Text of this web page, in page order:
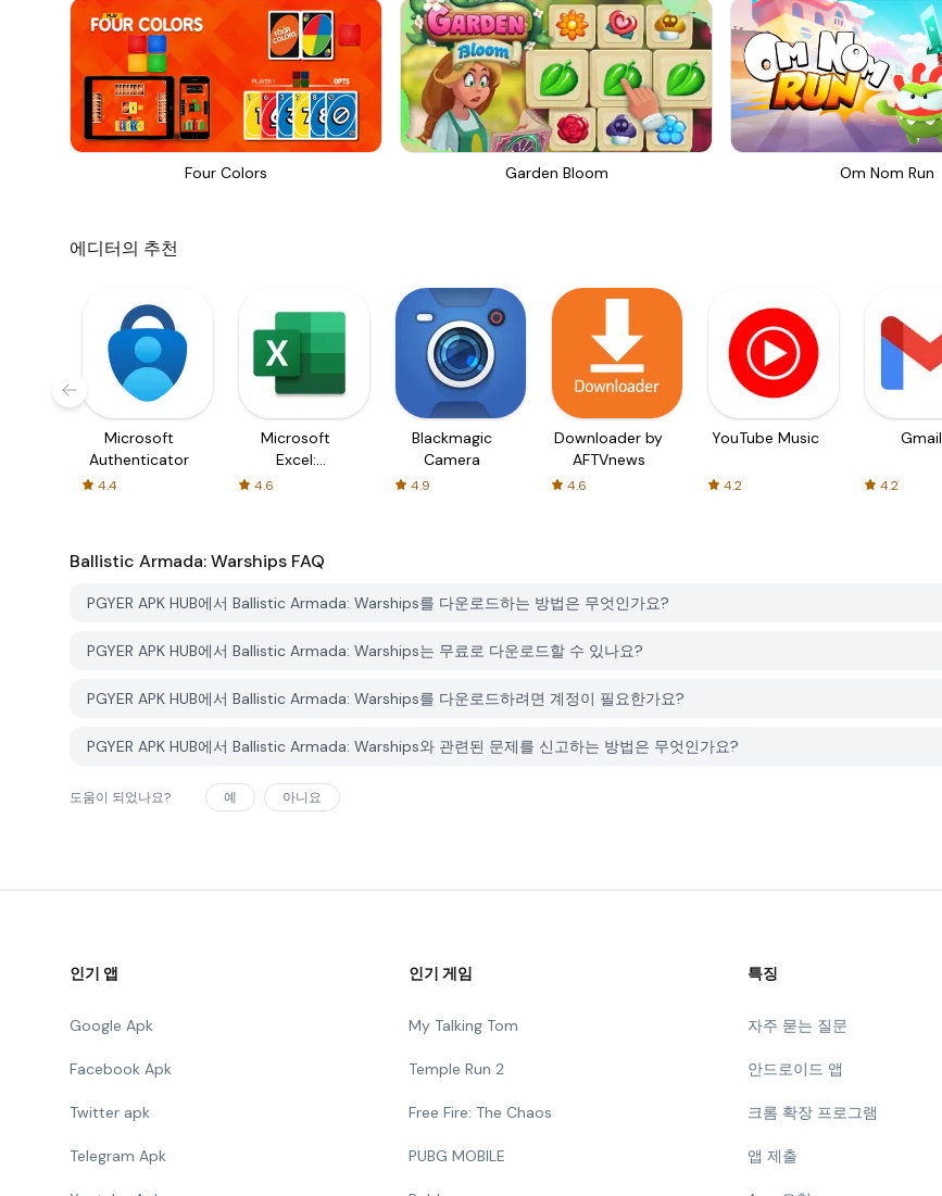
Four Colors Garden Bloom Om Nom Run
에디터의 추천
Microsoft
Authenticator
4.4
Microsoft
Excel:
Spreadsheets
4.6
Blackmagic
Camera
4.9
Downloader by
AFTVnews
4.6
YouTube Music
4.2
Gmail
4.2
Ballistic Armada: Warships FAQ
PGYER APK HUB에서 Ballistic Armada: Warships를 다운로드하는 방법은 무엇인가요?
PGYER APK HUB에서 Ballistic Armada: Warships는 무료로 다운로드할 수 있나요?
PGYER APK HUB에서 Ballistic Armada: Warships를 다운로드하려면 계정이 필요한가요?
PGYER APK HUB에서 Ballistic Armada: Warships와 관련된 문제를 신고하는 방법은 무엇인가요?
도움이 되었나요? 예 아니요
인기 앱
Google Apk
Facebook Apk
Twitter apk
Telegram Apk
인기 게임
My Talking Tom
Temple Run 2
Free Fire: The Chaos
PUBG MOBILE
특징
자주 묻는 질문
안드로이드 앱
크롬 확장 프로그램
앱 제출